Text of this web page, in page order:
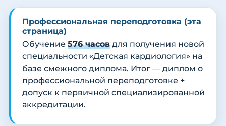
Профессиональная переподготовка (эта
страница)
Обучение 576 часов для получения новой
специальности «Детская кардиология» на
базе смежного диплома. Итог — диплом о
профессиональной переподготовке +
допуск к первичной специализированной
аккредитации.